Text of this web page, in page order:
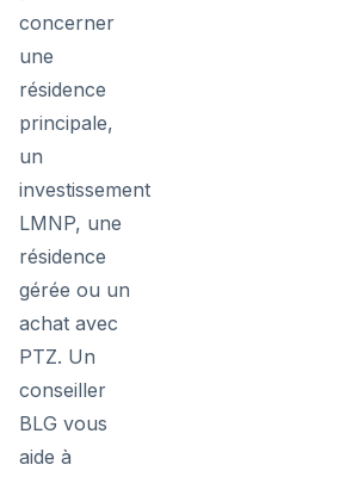
concerner
une
résidence
principale,
un
investissement
LMNP, une
résidence
gérée ou un
achat avec
PTZ. Un
conseiller
BLG vous
aide à